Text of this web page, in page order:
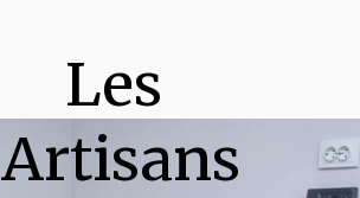
Les
Artisans